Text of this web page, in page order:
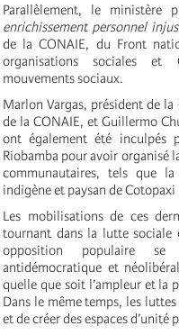
Parallèlement, le ministère
enrichissement personnel
de la CONAIE, du Front
organisations sociales et
mouvements sociaux.
Marlon Vargas, président de
de la CONAIE, et Guillermo
ont également été
Riobamba pour avoir organisé
communautaires, tels que
indigène et paysan de Cotopaxi
Les mobilisations de ces
tournant dans la lutte sociale
opposition populaire
antidémocratique et
quelle que soit l’ampleur et la
Dans le même temps, les
et de créer des espaces d’unité